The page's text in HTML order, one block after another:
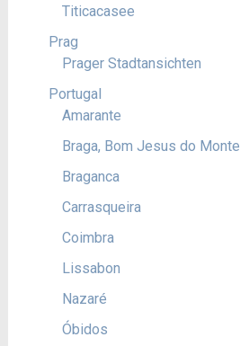
Titicacasee
Prag
Prager Stadtansichten
Portugal
Amarante
Braga, Bom Jesus do Monte
Braganca
Carrasqueira
Coimbra
Lissabon
Nazaré
Óbidos